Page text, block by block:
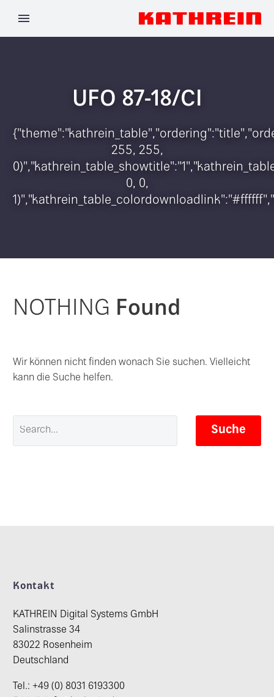
UFO 87-18/CI
255, 255,
0, 0,
NOTHING Found
Wir können nicht finden wonach Sie suchen. Vielleicht
kann die Suche helfen.
Suche
Kontakt
KATHREIN Digital Systems GmbH
Salinstrasse 34
83022 Rosenheim
Deutschland
Tel.: +49 (0) 8031 6193300